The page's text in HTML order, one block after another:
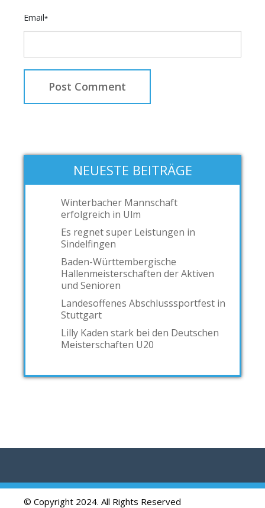
Email*
NEUESTE BEITRÄGE
Winterbacher Mannschaft
erfolgreich in Ulm
Es regnet super Leistungen in
Sindelfingen
Baden-Württembergische
Hallenmeisterschaften der Aktiven
und Senioren
Landesoffenes Abschlusssportfest in
Stuttgart
Lilly Kaden stark bei den Deutschen
Meisterschaften U20
© Copyright 2024. All Rights Reserved